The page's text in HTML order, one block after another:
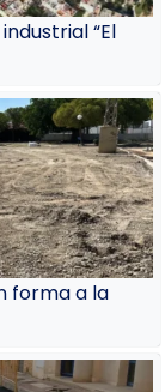
“El
forma a la